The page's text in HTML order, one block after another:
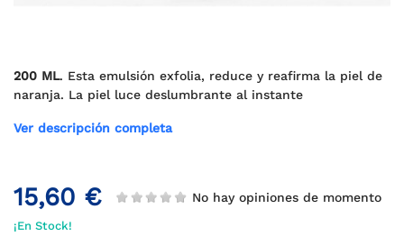
200 ML. Esta emulsión exfolia, reduce y reafirma la piel de
naranja. La piel luce deslumbrante al instante
Ver descripción completa
15,60 € No hay opiniones de momento
¡En Stock!